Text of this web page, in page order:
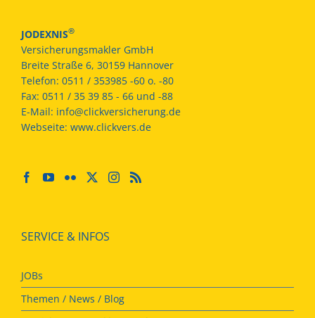
JODEXNIS®
Versicherungsmakler GmbH
Breite Straße 6, 30159 Hannover
Telefon: 0511 / 353985 -60 o. -80
Fax: 0511 / 35 39 85 - 66 und -88
E-Mail: info@clickversicherung.de
Webseite: www.clickvers.de
SERVICE & INFOS
JOBs
Themen / News / Blog